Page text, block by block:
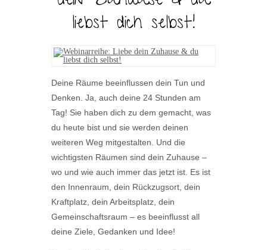
liebst dich selbst!
Deine Räume beeinflussen dein Tun und
Denken. Ja, auch deine 24 Stunden am
Tag! Sie haben dich zu dem gemacht, was
du heute bist und sie werden deinen
weiteren Weg mitgestalten. Und die
wichtigsten Räumen sind dein Zuhause –
wo und wie auch immer das jetzt ist. Es ist
den Innenraum, dein Rückzugsort, dein
Kraftplatz, dein Arbeitsplatz, dein
Gemeinschaftsraum – es beeinflusst all
deine Ziele, Gedanken und Idee!